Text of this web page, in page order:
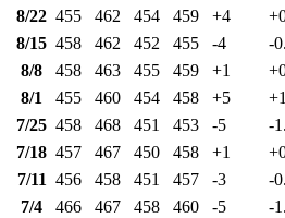
8/22 455 462 454 459 +4
8/15 458 462 452 455 -4 -
8/8
458 463 455 459 +1
8/1
455 460 454 458 +5
7/25 458 468 451 453 -5 -
7/18 457 467 450 458 +1
7/11 456 458 451 457 -3 -
7/4
466 467 458 460 -5 -